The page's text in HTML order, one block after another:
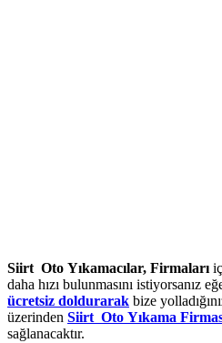
Siirt Oto Yıkamacılar, Firmaları
daha hızı bulunmasını istiyorsanız
ücretsiz doldurarak bize
üzerinden Siirt Oto Yıkama
sağlanacaktır.